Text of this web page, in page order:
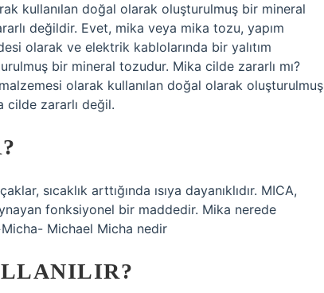
kullanılan doğal olarak oluşturulmuş bir mineral
değildir. Evet, mika veya mika tozu, yapım
olarak ve elektrik kablolarında bir yalıtım
bir mineral tozudur. Mika cilde zararlı mı?
olarak kullanılan doğal olarak oluşturulmuş
cilde zararlı değil.
sıcaklık arttığında ısıya dayanıklıdır. MICA,
fonksiyonel bir maddedir. Mika nerede
Michael Micha nedir